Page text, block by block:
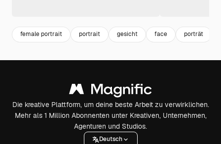
female portrait portrait gesicht face porträt
Die kreative Plattform, um deine beste Arbeit zu verwirklichen.
Mehr als 1 Million Abonnenten unter Kreativen, Unternehmen,
Agenturen und Studios.
Deutsch